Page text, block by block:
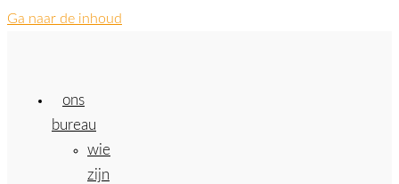
Ga naar de inhoud
ons
bureau
wie
zijn